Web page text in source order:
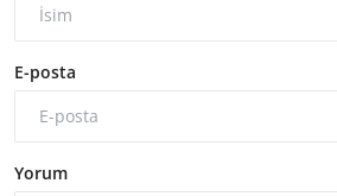
E-posta
Yorum